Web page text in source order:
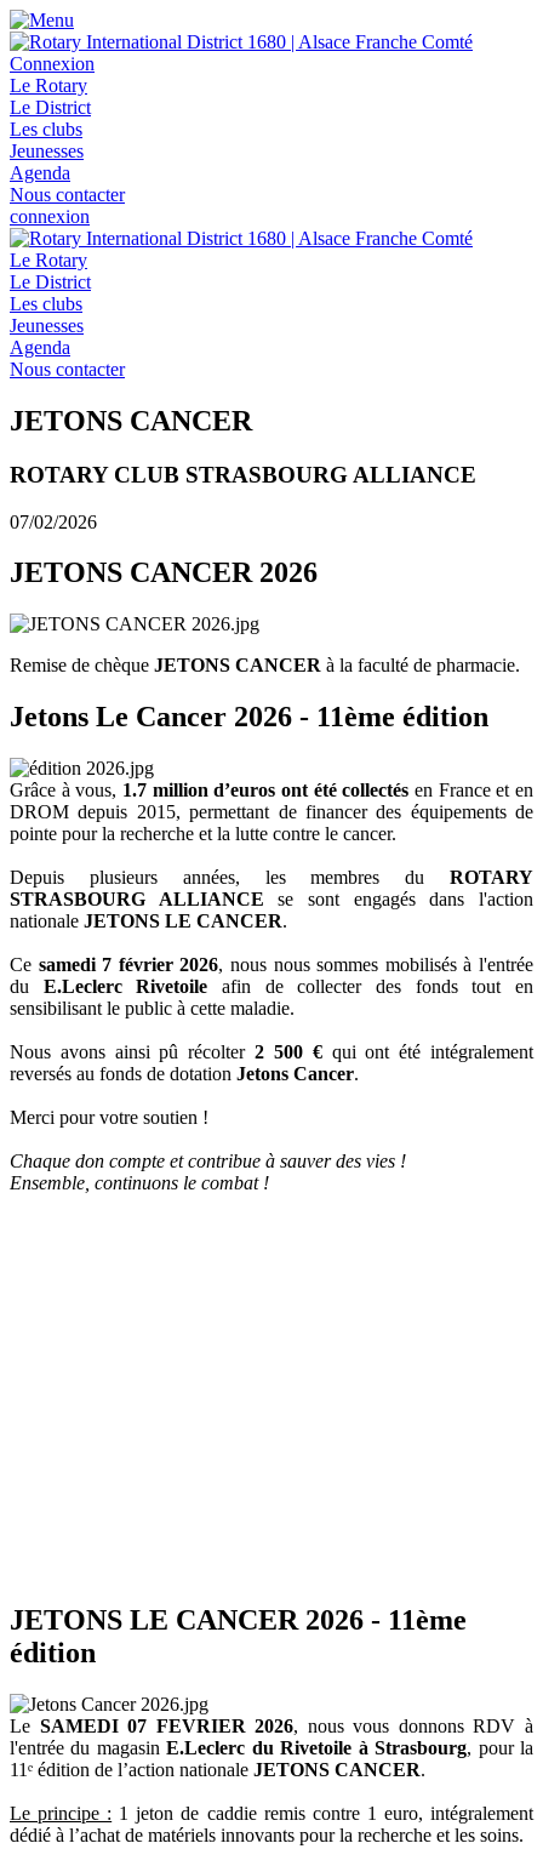
Connexion
Le Rotary
Le District
Les clubs
Jeunesses
Agenda
Nous contacter
connexion
Le Rotary
Le District
Les clubs
Jeunesses
Agenda
Nous contacter
JETONS CANCER
ROTARY CLUB STRASBOURG ALLIANCE
07/02/2026
JETONS CANCER 2026
Remise de chèque JETONS CANCER à la faculté de pharmacie.
Jetons Le Cancer 2026 - 11ème édition
Grâce à vous, 1.7 million d’euros ont été collectés en France et en
DROM depuis 2015, permettant de financer des équipements de
pointe pour la recherche et la lutte contre le cancer.
Depuis plusieurs années, les membres du ROTARY
STRASBOURG ALLIANCE se sont engagés dans l'action
nationale JETONS LE CANCER.
Ce samedi 7 février 2026, nous nous sommes mobilisés à l'entrée
du E.Leclerc Rivetoile afin de collecter des fonds tout en
sensibilisant le public à cette maladie.
Nous avons ainsi pû récolter2 500 €qui ont été intégralement
reversés au fonds de dotation Jetons Cancer.
Merci pour votre soutien !
Chaque don compte et contribue à sauver des vies !
Ensemble, continuons le combat !
JETONS LE CANCER 2026 - 11ème
édition
Le SAMEDI 07 FEVRIER 2026, nous vous donnons RDV à
l'entrée du magasinE.Leclerc du Rivetoile à Strasbourg, pour la
11ᵉ édition de l’action nationale JETONS CANCER.
Le principe : 1 jeton de caddie remis contre 1 euro, intégralement
dédié à l’achat de matériels innovants pour la recherche et les soins.